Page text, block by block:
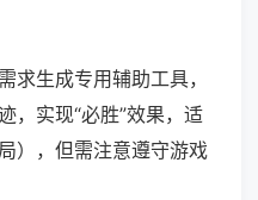
求生成专用辅助工具，
，实现“必胜”效果，适
），但需注意遵守游戏